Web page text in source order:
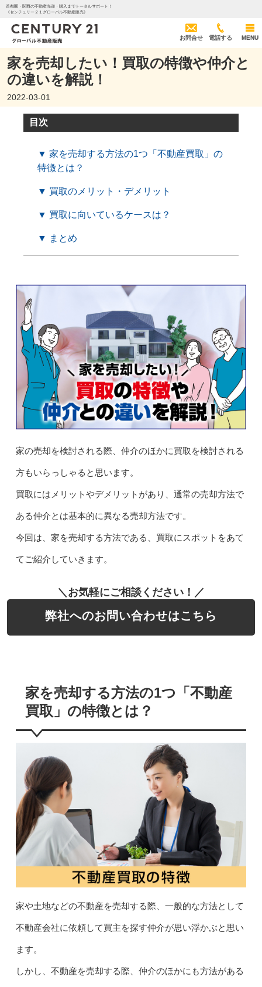
首都圏・関西の不動産売却・購入までトータルサポート！
《センチュリー２１グローバル不動産販売》
お問合せ 電話する MENU
家を売却したい！買取の特徴や仲介と
の違いを解説！
2022-03-01
目次
▼ 家を売却する方法の1つ「不動産買取」の
特徴とは？
▼ 買取のメリット・デメリット
▼ 買取に向いているケースは？
▼ まとめ
家の売却を検討される際、仲介のほかに買取を検討される
方もいらっしゃると思います。
買取にはメリットやデメリットがあり、通常の売却方法で
ある仲介とは基本的に異なる売却方法です。
今回は、家を売却する方法である、買取にスポットをあて
てご紹介していきます。
＼お気軽にご相談ください！／
弊社へのお問い合わせはこちら
家を売却する方法の1つ「不動産
買取」の特徴とは？
家や土地などの不動産を売却する際、一般的な方法として
不動産会社に依頼して買主を探す仲介が思い浮かぶと思い
ます。
しかし、不動産を売却する際、仲介のほかにも方法がある